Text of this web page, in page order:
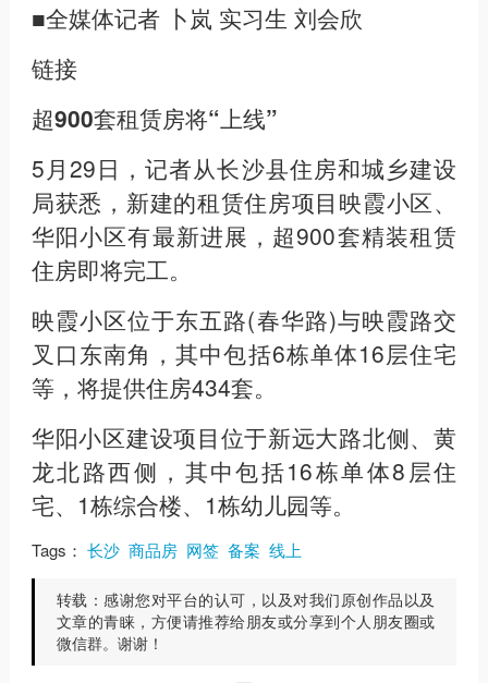
■全媒体记者 卜岚 实习生 刘会欣
链接
超900套租赁房将“上线”
5月29日，记者从长沙县住房和城乡建设
局获悉，新建的租赁住房项目映霞小区、
华阳小区有最新进展，超900套精装租赁
住房即将完工。
映霞小区位于东五路(春华路)与映霞路交
叉口东南角，其中包括6栋单体16层住宅
等，将提供住房434套。
华阳小区建设项目位于新远大路北侧、黄
龙北路西侧，其中包括16栋单体8层住
宅、1栋综合楼、1栋幼儿园等。
Tags： 长沙 商品房 网签 备案 线上
转载：感谢您对平台的认可，以及对我们原创作品以及
文章的青睐，方便请推荐给朋友或分享到个人朋友圈或
微信群。谢谢！